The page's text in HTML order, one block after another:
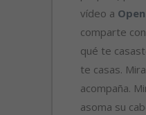
vídeo a
comparte
qué te
te casas.
acompaña.
asoma su